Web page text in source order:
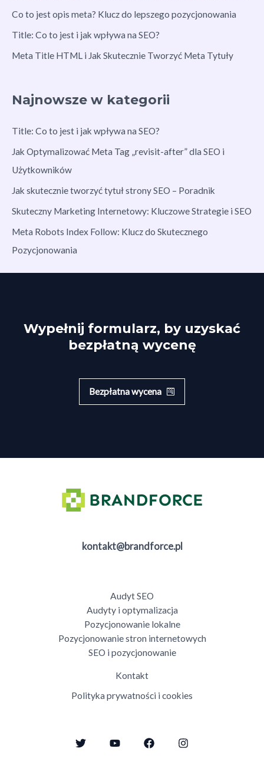
Co to jest opis meta? Klucz do lepszego pozycjonowania
Title: Co to jest i jak wpływa na SEO?
Meta Title HTML i Jak Skutecznie Tworzyć Meta Tytuły
Najnowsze w kategorii
Title: Co to jest i jak wpływa na SEO?
Jak Optymalizować Meta Tag „revisit-after” dla SEO i
Użytkowników
Jak skutecznie tworzyć tytuł strony SEO – Poradnik
Skuteczny Marketing Internetowy: Kluczowe Strategie i SEO
Meta Robots Index Follow: Klucz do Skutecznego
Pozycjonowania
Wypełnij formularz, by uzyskać
bezpłatną wycenę
Bezpłatna wycena
kontakt@brandforce.pl
Audyt SEO
Audyty i optymalizacja
Pozycjonowanie lokalne
Pozycjonowanie stron internetowych
SEO i pozycjonowanie
Kontakt
Polityka prywatności i cookies